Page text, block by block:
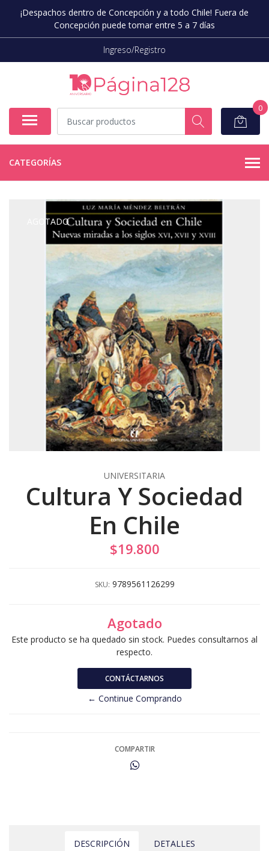
¡Despachos dentro de Concepción y a todo Chile! Fuera de
Concepción puede tomar entre 5 a 7 días
Ingreso/Registro
0
CATEGORÍAS
AGOTADO
UNIVERSITARIA
Cultura Y Sociedad
En Chile
$19.800
SKU: 9789561126299
Agotado
Este producto se ha quedado sin stock. Puedes consultarnos al
respecto.
CONTÁCTARNOS
← Continue Comprando
COMPARTIR
DESCRIPCIÓN DETALLES